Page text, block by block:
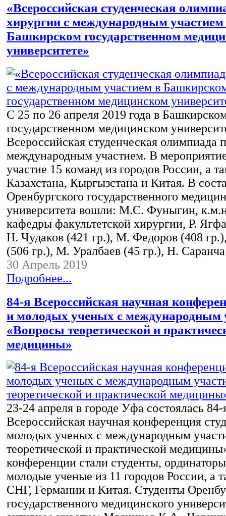
«Всероссийская студенческая
хирургии с международным участием
Башкирском государственном
университете»
С 25 по 26 апреля 2019 года в
государственном медицинском
Всероссийская студенческая олимпиада
международным участием. В
участие 15 команд из городов России, а
Казахстана, Кыргызстана и Китая. В
Оренбургского государственного
университета вошли: М.С. Фуныгин,
кафедры факультетской хирургии, Р.
Н. Чудаков (421 гр.), М. Федоров (408
(506 гр.), М. Уралбаев (45 гр.), Н.
30 Апрель 2019
Подробнее...
84-я Всероссийская научная
и молодых ученых с международным
«Вопросы теоретической и
медицины»
23-24 апреля в городе Уфа состоялась 84-
Всероссийская научная конференция
молодых ученых с международным
теоретической и практической
конференции стали студенты,
молодые ученые из 11 городов России, а
СНГ, Германии и Китая. Студенты
государственного медицинского